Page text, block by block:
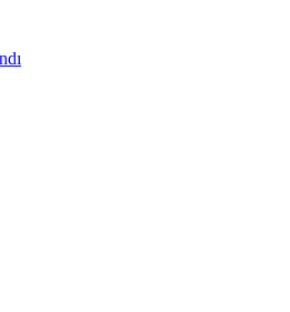
3 çocuk yaralandı